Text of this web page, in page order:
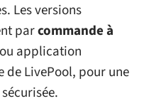
Les versions
parcommande à
application
de LivePool, pour une